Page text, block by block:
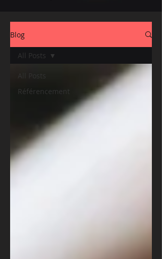
Blog
All Posts
Référencement
All Posts